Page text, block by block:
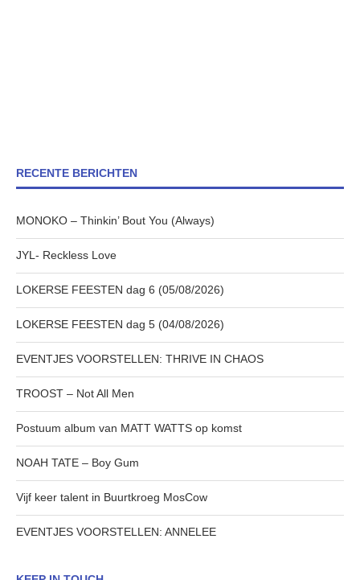
RECENTE BERICHTEN
MONOKO – Thinkin’ Bout You (Always)
JYL- Reckless Love
LOKERSE FEESTEN dag 6 (05/08/2026)
LOKERSE FEESTEN dag 5 (04/08/2026)
EVENTJES VOORSTELLEN: THRIVE IN CHAOS
TROOST – Not All Men
Postuum album van MATT WATTS op komst
NOAH TATE – Boy Gum
Vijf keer talent in Buurtkroeg MosCow
EVENTJES VOORSTELLEN: ANNELEE